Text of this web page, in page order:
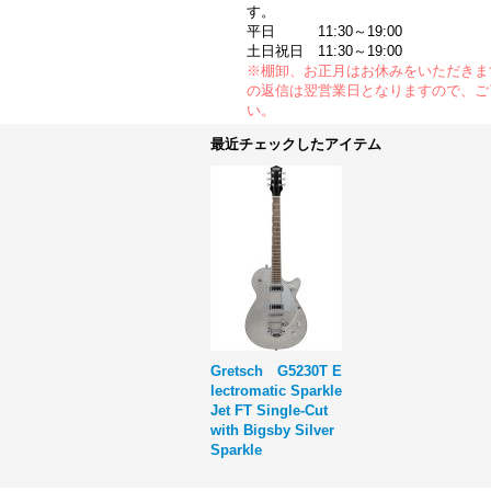
す。
平日 11:30～19:00
土日祝日 11:30～19:00
※棚卸、お正月はお休みをいただき
の返信は翌営業日となりますので、ご
い。
最近チェックしたアイテム
Gretsch G5230T E
lectromatic Sparkle
Jet FT Single-Cut
with Bigsby Silver
Sparkle